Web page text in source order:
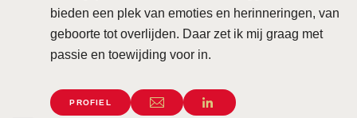
bieden een plek van emoties en herinneringen, van
geboorte tot overlijden. Daar zet ik mij graag met
passie en toewijding voor in.
PROFIEL